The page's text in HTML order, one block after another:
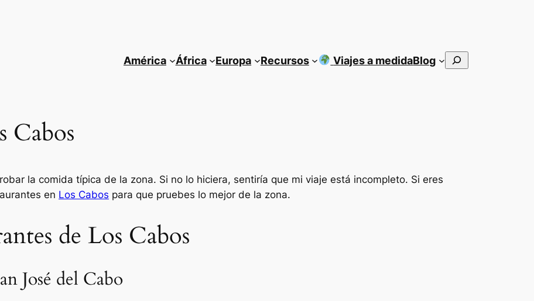
América África Europa Recursos Viajes a medidaBlog Buscar
Cabos
la comida típica de la zona. Si no lo hiciera, sentiría que mi viaje está incompleto. Si eres
en Los Cabos para que pruebes lo mejor de la zona.
de Los Cabos
José del Cabo